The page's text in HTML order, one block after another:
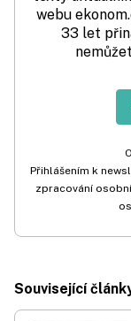
webu
33 let
Přihlášením k
zpracování
Související